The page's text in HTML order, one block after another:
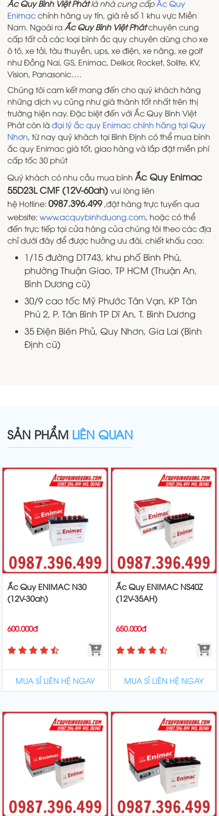
Ắc Quy Bình Việt Phátlà nhà cung cấpẮc Quy
Enimacchính hãng uy tín, giá rẻ số 1 khu vực Miền
Nam. Ngoài ra Ắc Quy Bình Việt Phátchuyên cung
cấp tất cả các loại bình ắc quy chuyên dùng cho xe
ô tô, xe tải, tàu thuyền, ups, xe điện, xe nâng, xe golf
như Đồng Nai, GS, Enimac, Delkor, Rocket, Solite, KV,
Vision, Panasonic….
Chúng tôicam kết mang đến cho quý khách hàng
những dịch vụ cũng như giá thành tốt nhất trên thị
trường hiện nay. Đặc biệt đến với Ắc Quy Bình Việt
Phát còn là đại lý ắc quy Enimac chính hãng tại Quy
Nhơn, từ nay quý khách tại Bình Định có thể mua bình
ắc quy Enimac giá tốt, giao hàng và lắp đặt miễn phí
cấp tốc 30 phút
Quý khách có nhu cầu mua bình Ắc Quy Enimac
55D23L CMF (12V-60ah) vui lòng liên
hệ Hotline: 0987.396.499,đặt hàng trực tuyến qua
website: www.acquybinhduong.com, hoặc có thể
đến trực tiếp tại cửa hàng của chúng tôi theo các địa
chỉ dưới đây để được hưởng ưu đãi, chiết khấu cao:
1/15 đường DT743, khu phố Bình Phú,
phường Thuận Giao, TP HCM (Thuận An,
Bình Dương cũ)
30/9 cao tốc Mỹ Phước Tân Vạn, KP Tân
Phú 2, P. Tân Bình TP Dĩ An, T. Bình Dương
35 Điện Biên Phủ, Quy Nhơn, Gia Lai (Bình
Định cũ)
SẢN PHẨM LIÊN QUAN
Ắc Quy ENIMAC N30
(12V-30ah)
600.000đ
MUA SỈ LIÊN HỆ NGAY
Ắc Quy ENIMAC NS40Z
(12V-35AH)
650.000đ
MUA SỈ LIÊN HỆ NGAY